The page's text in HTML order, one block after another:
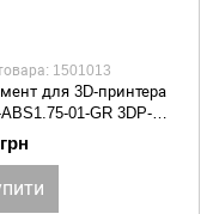
1501013
для 3D-принтера
01-GR 3DP-
01-GR